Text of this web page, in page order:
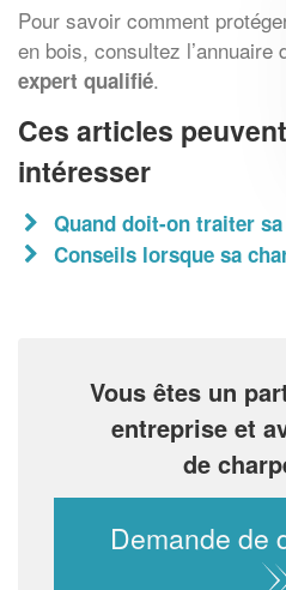
Pour savoir comment
en bois, consultez
expert qualifié.
Ces articles
intéresser
Quand doit-on traiter
Conseils lorsque sa
Vous êtes un
entreprise et
de
Demande de
Augmentez
vos marges
nouveaux